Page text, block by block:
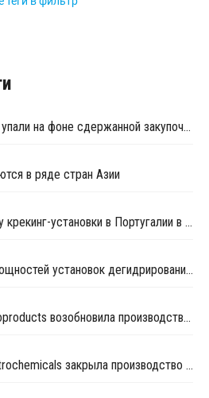
Цены на пропилен в Азии упали на фоне сдержанной закупочной активности
в ряде стран Азии
Repsol возобновит работу крекинг-установки в Португалии в июне
Коэффициент загрузки мощностей установок дегидрированию пропана в Китае в мае снизится примерно до 50%
Компания Tamilnadu Petroproducts возобновила производство окиси пропилена
Deepak Fertilisers and Petrochemicals закрыла производство изопропилового спирта из-за перебоев в поставках пропилена